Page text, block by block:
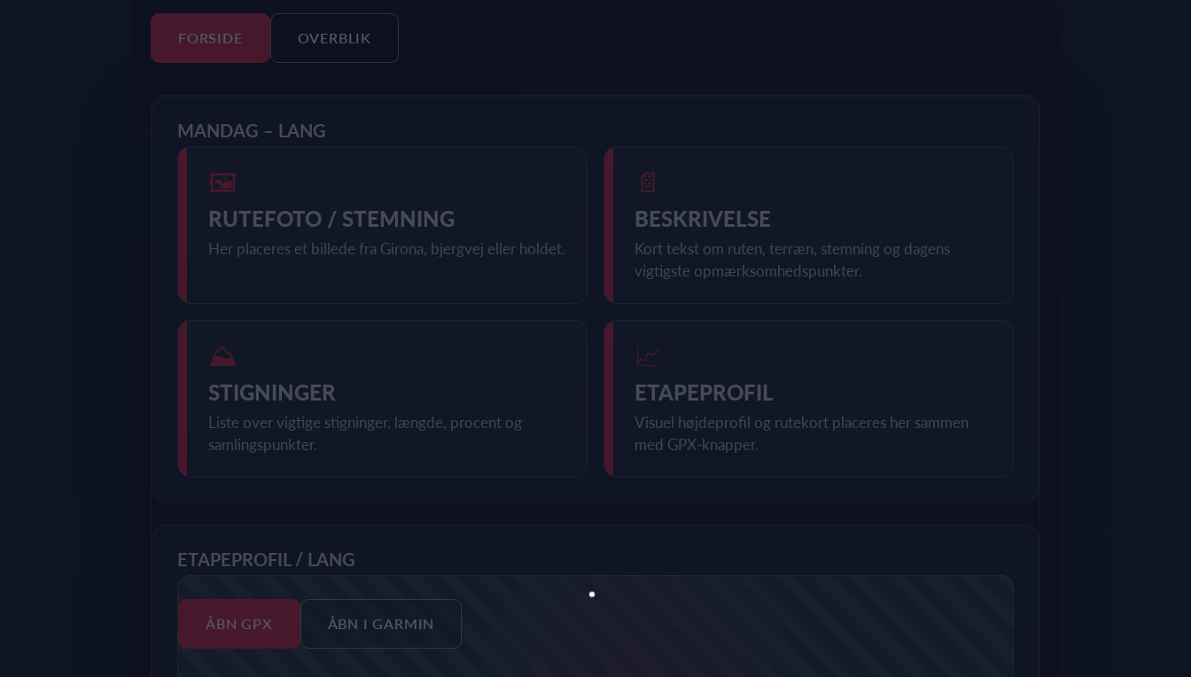
FORSIDE OVERBLIK
MANDAG – LANG
🖼
RUTEFOTO / STEMNING
Her placeres et billede fra Girona, bjergvej eller holdet.
📄
BESKRIVELSE
Kort tekst om ruten, terræn, stemning og dagens
vigtigste opmærksomhedspunkter.
⛰
STIGNINGER
Liste over vigtige stigninger, længde, procent og
samlingspunkter.
📈
ETAPEPROFIL
Visuel højdeprofil og rutekort placeres her sammen
med GPX-knapper.
ETAPEPROFIL / LANG
ÅBN GPX ÅBN I GARMIN